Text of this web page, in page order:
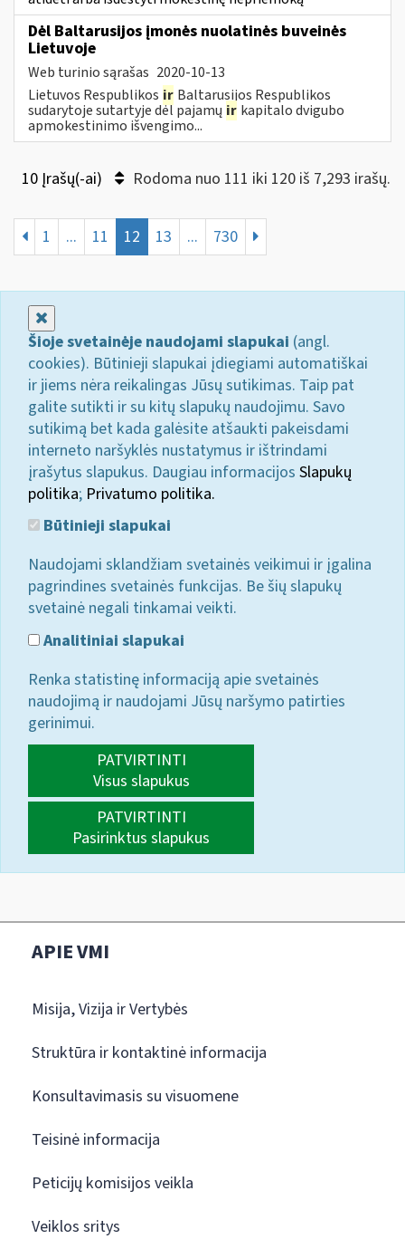
Dėl Baltarusijos įmonės nuolatinės buveinės
Lietuvoje
Web turinio sąrašas 2020-10-13
Lietuvos Respublikos ir Baltarusijos Respublikos
sudarytoje sutartyje dėl pajamų ir kapitalo dvigubo
apmokestinimo išvengimo...
10 Įrašų(-ai) Rodoma nuo 111 iki 120 iš 7,293 irašų.
1 ... 11 12 13 ... 730
Šioje svetainėje naudojami slapukai (angl.
cookies). Būtinieji slapukai įdiegiami automatiškai
ir jiems nėra reikalingas Jūsų sutikimas. Taip pat
galite sutikti ir su kitų slapukų naudojimu. Savo
sutikimą bet kada galėsite atšaukti pakeisdami
interneto naršyklės nustatymus ir ištrindami
įrašytus slapukus. Daugiau informacijos Slapukų
politika; Privatumo politika.
Būtinieji slapukai
Naudojami sklandžiam svetainės veikimui ir įgalina
pagrindines svetainės funkcijas. Be šių slapukų
svetainė negali tinkamai veikti.
Analitiniai slapukai
Renka statistinę informaciją apie svetainės
naudojimą ir naudojami Jūsų naršymo patirties
gerinimui.
PATVIRTINTI
Visus slapukus
PATVIRTINTI
Pasirinktus slapukus
APIE VMI
Misija, Vizija ir Vertybės
Struktūra ir kontaktinė informacija
Konsultavimasis su visuomene
Teisinė informacija
Peticijų komisijos veikla
Veiklos sritys